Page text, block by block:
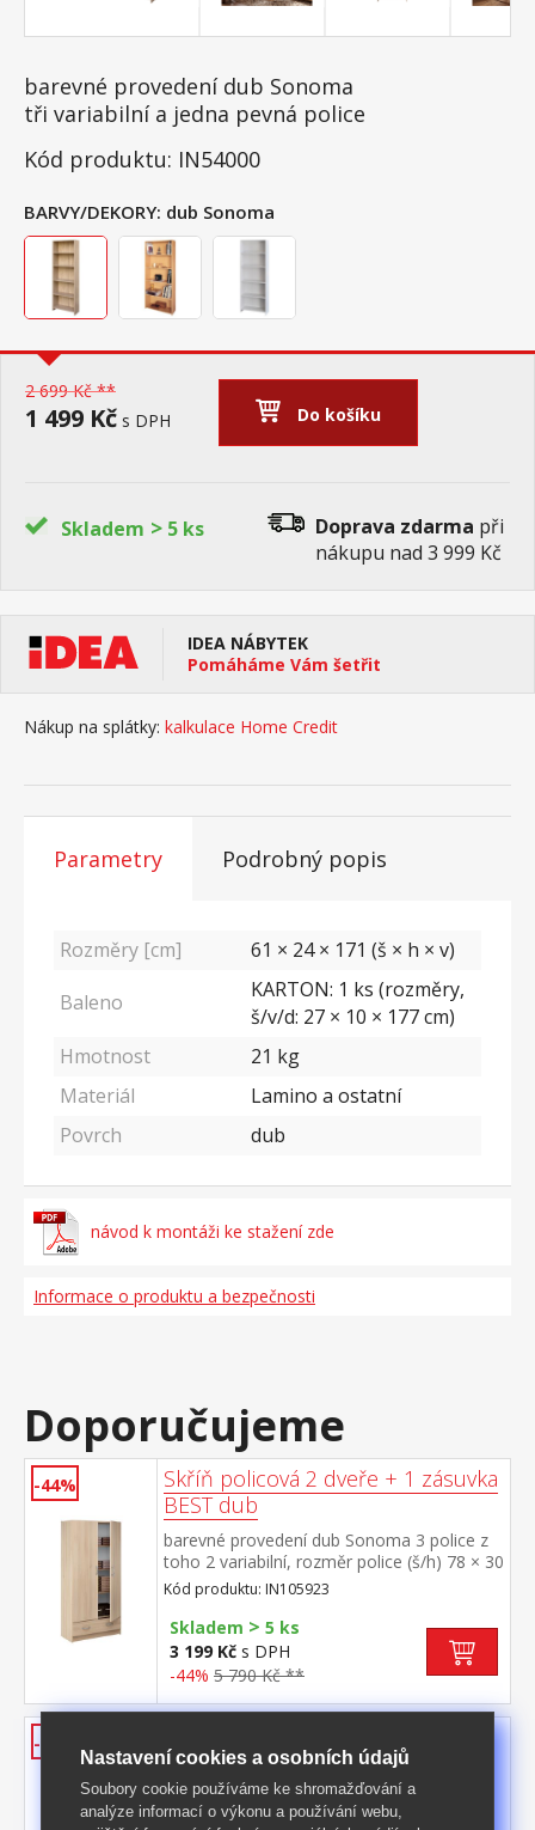
barevné provedení dub Sonoma
tři variabilní a jedna pevná police
Kód produktu: IN54000
BARVY/DEKORY: dub Sonoma
2 699 Kč **
1 499 Kč s DPH Do košíku
Skladem > 5 ks Doprava zdarma při
nákupu nad 3 999 Kč
IDEA NÁBYTEK
Pomáháme Vám šetřit
Nákup na splátky: kalkulace Home Credit
Parametry Podrobný popis
Rozměry [cm]
61 × 24 × 171 (š × h × v)
Baleno
KARTON: 1 ks (rozměry,
š/v/d: 27 × 10 × 177 cm)
Hmotnost
21 kg
Materiál
Lamino a ostatní
Povrch
dub
návod k montáži ke stažení zde
Informace o produktu a bezpečnosti
Doporučujeme
-44%
Skříň policová 2 dveře + 1 zásuvka
BEST dub
barevné provedení dub Sonoma 3 police z
toho 2 variabilní, rozměr police (š/h) 78 × 30
cm 1 široká zásuvka s kovovými pojezdy
Kód produktu: IN105923
Skladem > 5 ks
3 199 Kč s DPH
-44% 5 790 Kč **
-39%
dub
barevné provedení dub Sonoma posuvné
dveře, šatní skříň vybavená šatní tyčí a
Nastavení cookies a osobních údajů
Soubory cookie používáme ke shromažďování a
analýze informací o výkonu a používání webu,